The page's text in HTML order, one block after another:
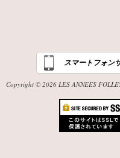
スマートフォン
Copyright © 2026 LES ANNEES